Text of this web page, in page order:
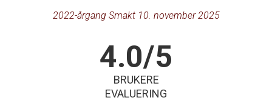
2022-årgang Smakt 10. november 2025
4.0/5
BRUKERE
EVALUERING